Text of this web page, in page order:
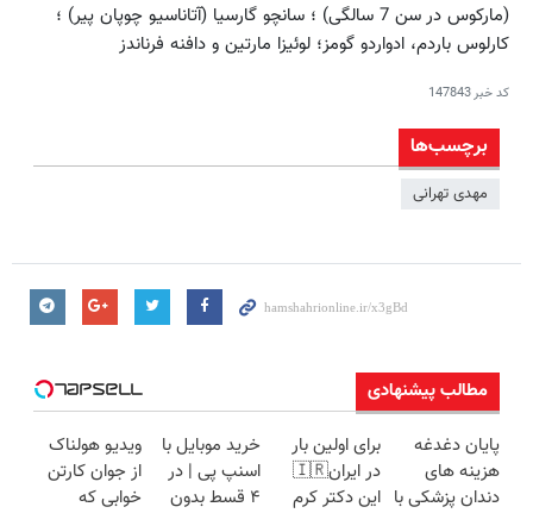
(مارکوس در سن 7 سالگی) ؛ سانچو گارسیا (آتاناسیو چوپان پیر) ؛
کارلوس باردم، ادواردو گومز؛ لوئیزا مارتین و دافنه فرناندز
کد خبر147843
برچسب‌ها
مهدی تهرانی
مطالب پیشنهادی
پایان دغدغه
هزینه های
دندان پزشکی با
برای اولین بار
در ایران🇮🇷
این دکتر کرم
خرید موبایل با
اسنپ پی | در
۴ قسط بدون
ویدیو هولناک
از جوان کارتن
خوابی که